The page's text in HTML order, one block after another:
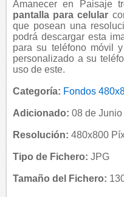
Amanecer en Paisaje
pantalla para celular
que posean una
podrá descargar esta
para su teléfono móvil
personalizado a su
uso de este.
Categoría: Fondos
Adicionado: 08 de
Resolución: 480x800
Tipo de Fichero: JPG
Tamaño del Fichero: